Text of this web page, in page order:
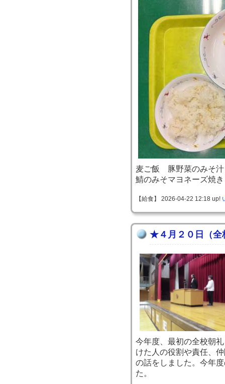
麦ご飯 豚野菜のみそ汁
鯖のみそマヨネーズ焼
【給食】 2026-04-22 12:18 up!
★４月２０日（全
今年度、最初の全校朝
けた人の役割や責任、
の話をしました。今年
た。